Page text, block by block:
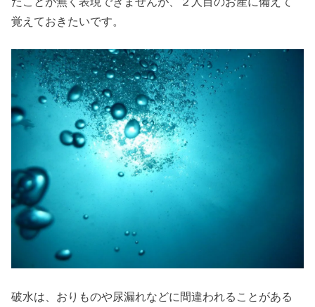
覚えておきたいです。
破水は、おりものや尿漏れなどに間違われることがある